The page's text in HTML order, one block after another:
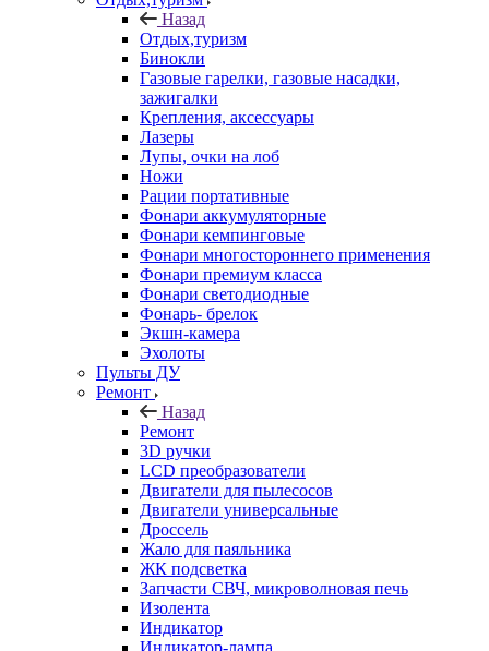
Назад
Отдых,туризм
Бинокли
Газовые гарелки, газовые насадки,
зажигалки
Крепления, аксессуары
Лазеры
Лупы, очки на лоб
Ножи
Рации портативные
Фонари аккумуляторные
Фонари кемпинговые
Фонари многостороннего применения
Фонари премиум класса
Фонари светодиодные
Фонарь- брелок
Экшн-камера
Эхолоты
Пульты ДУ
Ремонт
Назад
Ремонт
3D ручки
LCD преобразователи
Двигатели для пылесосов
Двигатели универсальные
Дроссель
Жало для паяльника
ЖК подсветка
Запчасти СВЧ, микроволновая печь
Изолента
Индикатор
Индикатор-лампа